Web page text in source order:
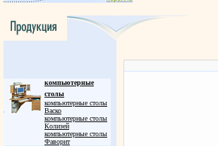
компьютерные
столы
компьютерные столы
Васко
компьютерные столы
Колизей
компьютерные столы
Фаворит